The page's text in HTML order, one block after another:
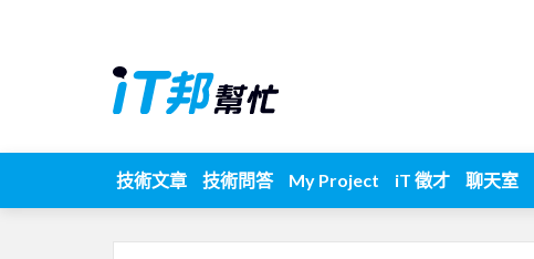
技術文章 技術問答 My Project iT 徵才 聊天室